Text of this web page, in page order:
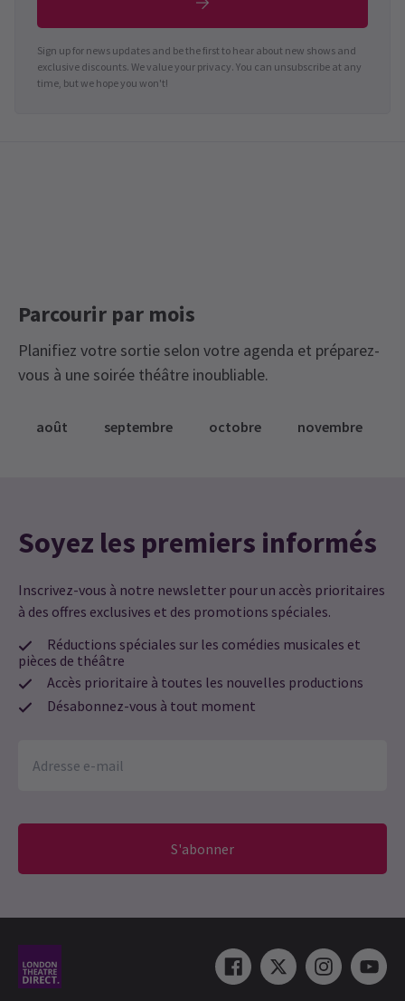
Sign up for news updates and be the first to hear about new shows and
exclusive discounts. We value your privacy. You can unsubscribe at any
time, but we hope you won't!
Parcourir par mois
Planifiez votre sortie selon votre agenda et préparez-
vous à une soirée théâtre inoubliable.
août septembre octobre novembre
Soyez les premiers informés
Inscrivez-vous à notre newsletter pour un accès prioritaires
à des offres exclusives et des promotions spéciales.
Réductions spéciales sur les comédies musicales et
pièces de théâtre
Accès prioritaire à toutes les nouvelles productions
Désabonnez-vous à tout moment
S'abonner